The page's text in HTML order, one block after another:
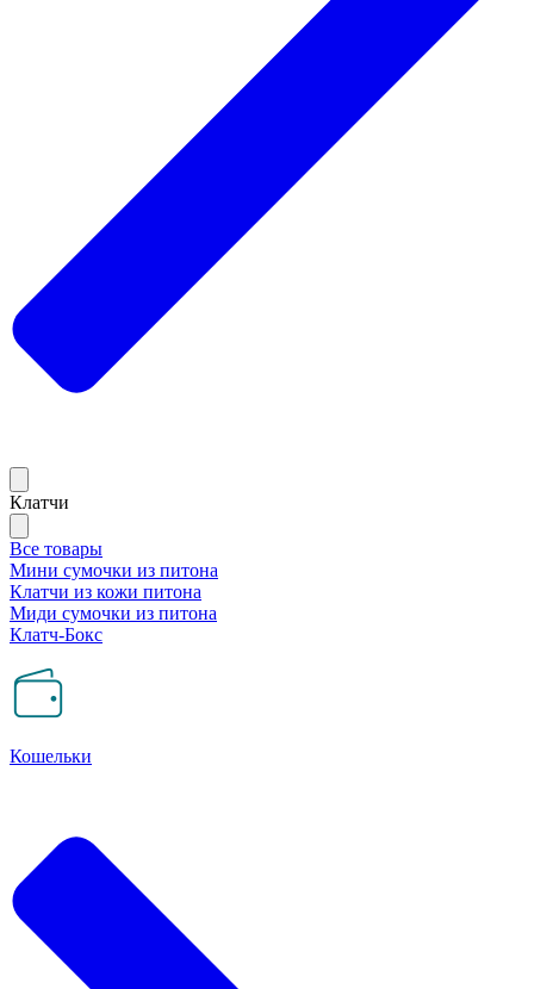
Клатчи
Все товары
Мини сумочки из питона
Клатчи из кожи питона
Миди сумочки из питона
Клатч-Бокс
Кошельки